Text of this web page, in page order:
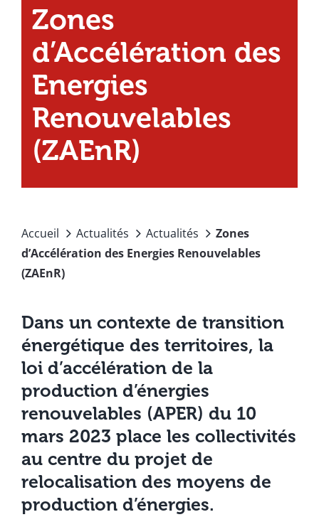
Zones
d’Accélération des
Energies
Renouvelables
(ZAEnR)
Accueil Actualités Actualités
Zones
d’Accélération des Energies Renouvelables
(ZAEnR)
Dans un contexte de transition
énergétique des territoires, la
loi d’accélération de la
production d’énergies
renouvelables (APER) du 10
mars 2023 place les collectivités
au centre du projet de
relocalisation des moyens de
production d’énergies.